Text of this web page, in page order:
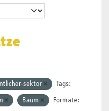
sektor Tags:
Baum Formate: